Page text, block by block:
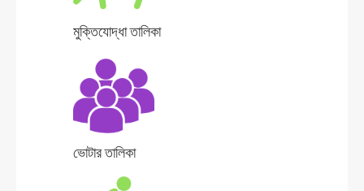
মুক্তিযোদ্ধা তালিকা
ভোটার তালিকা